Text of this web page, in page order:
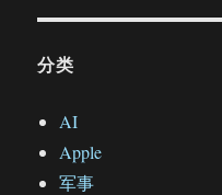
分类
AI
Apple
军事